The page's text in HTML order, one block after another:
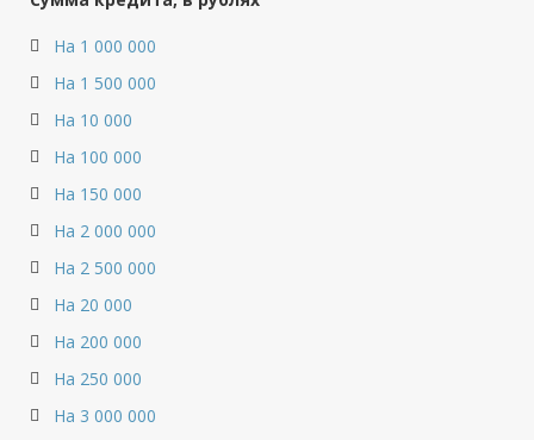
На 1 000 000
На 1 500 000
На 10 000
На 100 000
На 150 000
На 2 000 000
На 2 500 000
На 20 000
На 200 000
На 250 000
На 3 000 000